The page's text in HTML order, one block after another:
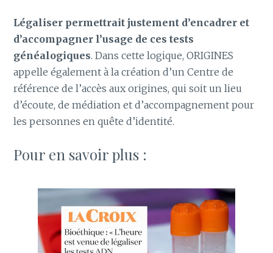
Légaliser permettrait justement d’encadrer et
d’accompagner l’usage de ces tests
généalogiques. Dans cette logique, ORIGINES
appelle également à la création d’un Centre de
référence de l’accès aux origines, qui soit un lieu
d’écoute, de médiation et d’accompagnement pour
les personnes en quête d’identité.
Pour en savoir plus :